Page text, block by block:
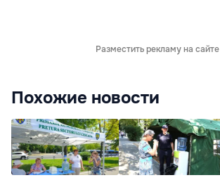
Разместить рекламу на сайте
Похожие новости